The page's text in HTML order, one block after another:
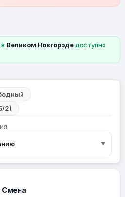
Великом Новгороде доступно
2)
Смена